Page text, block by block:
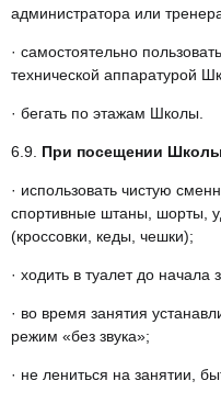
администратора или
· самостоятельно
технической аппаратурой
· бегать по этажам Школы.
6.9. При посещении
· использовать чистую
спортивные штаны, шорты,
(кроссовки, кеды, чешки);
· ходить в туалет до начала
· во время занятия
режим «без звука»;
· не лениться на занятии,